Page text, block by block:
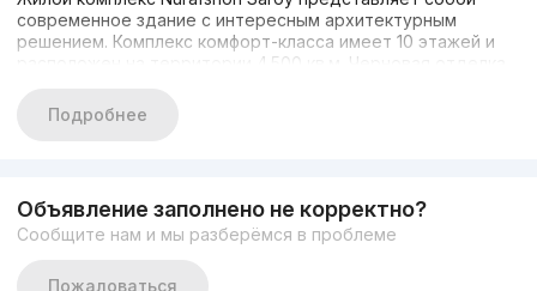
современное здание с интересным архитектурным
решением. Комплекс комфорт-класса имеет 10 этажей и
расположен на территории 4.500 кв.м. Черновая отделка
себя. Он расположен в Алмазарском районе города
Ташкент.
жизни. В здании расположены: спортивный клуб,
супермаркет, детский сад, подземная парковка,
видеонаблюдение и круглосуточная охрана.
Подробнее
Объявление заполнено не корректно?
Сообщите нам и мы разберёмся в проблеме
Пожаловаться